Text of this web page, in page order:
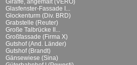
Giraffe, angemalt (VERO)
Glasfenster-Fassade I...
Glockenturm (Div. BRD)
Grabstelle (Reuter)
Große Talbrücke II...
Großfassade (Firma X)
Gutshof (And. Länder)
Gutshof (Brandt)
Gänsewiese (Sina)